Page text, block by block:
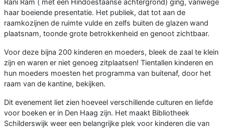
Rani Ram ( met een Hindoestaanse achtergrond) ging, vanwege
haar boeiende presentatie. Het publiek, dat tot aan de
raamkozijnen de ruimte vulde en zelfs buiten de glazen wand
plaatsnam, toonde grote betrokkenheid en genoot zichtbaar.
Voor deze bijna 200 kinderen en moeders, bleek de zaal te klein
zijn en waren er niet genoeg zitplaatsen! Tientallen kinderen en
hun moeders moesten het programma van buitenaf, door het
raam van de kantine, bekijken.
Dit evenement liet zien hoeveel verschillende culturen en liefde
voor boeken er in Den Haag zijn. Het maakt Bibliotheek
Schilderswijk weer een belangrijke plek voor kinderen die van